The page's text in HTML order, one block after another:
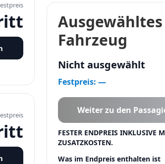
Ausgewähltes
Fahrzeug
Nicht ausgewählt
Festpreis: —
Weiter zu den
FESTER ENDPREIS INKLUSIVE
ZUSATZKOSTEN.
Was im Endpreis enthalten ist